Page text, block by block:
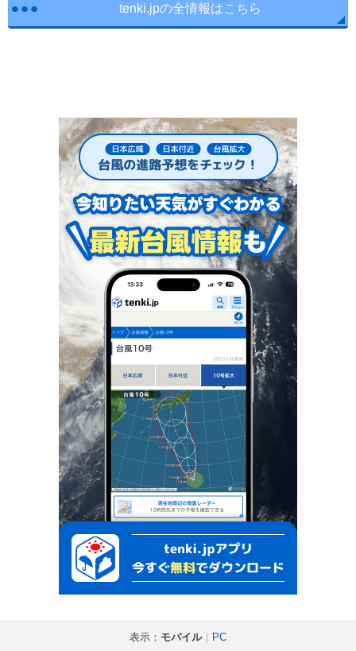
tenki.jpの全情報はこちら
表示： モバイル｜ PC